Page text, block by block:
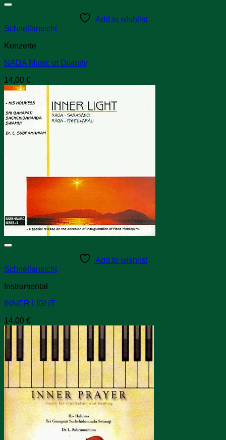
Add to wishlist
Schnellansicht
Konzerte
NADA Music of Divinity
14,00 €
Add to wishlist
Schnellansicht
Instrumental
INNER LIGHT
14,00 €